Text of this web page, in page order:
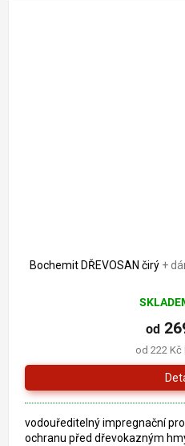
Bochemit DŘEVOSAN čirý +
od 222 Kč
od
vodouředitelný impregnační
ochranu před dřevokazným